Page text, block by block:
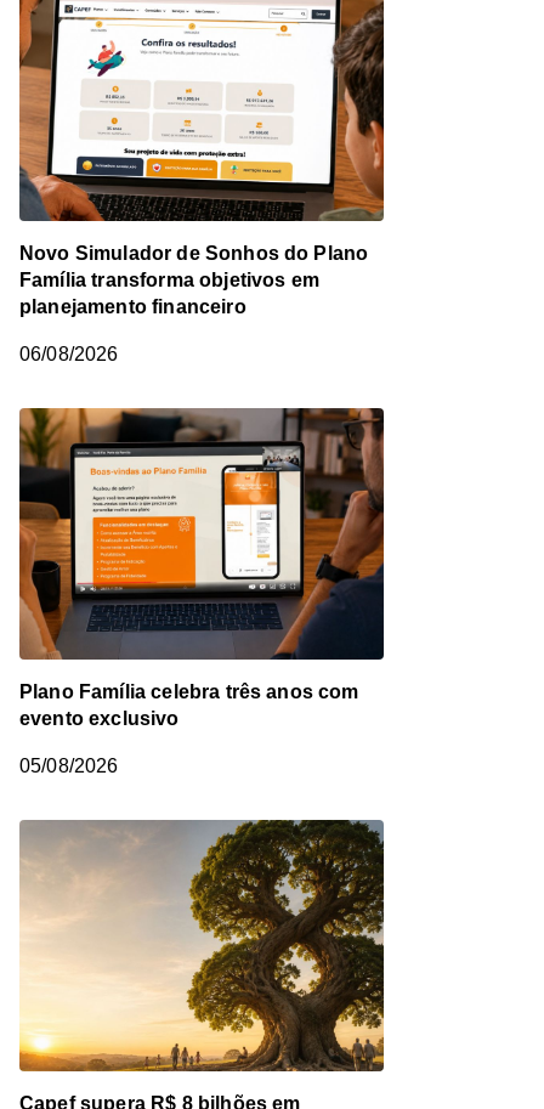
Novo Simulador de Sonhos do Plano
Família transforma objetivos em
planejamento financeiro
06/08/2026
Plano Família celebra três anos com
evento exclusivo
05/08/2026
Capef supera R$ 8 bilhões em